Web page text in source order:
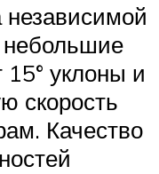
независимой
небольшие
15° уклоны и
скорость
Качество